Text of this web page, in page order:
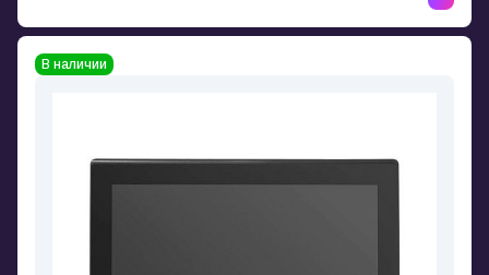
В наличии